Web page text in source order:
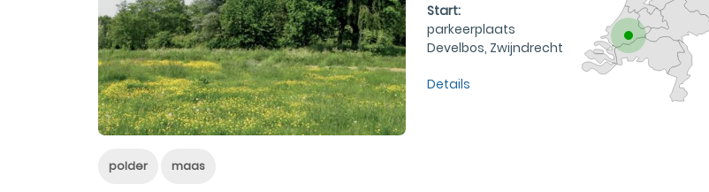
Start:
parkeerplaats
Develbos, Zwijndrecht
Details
polder maas